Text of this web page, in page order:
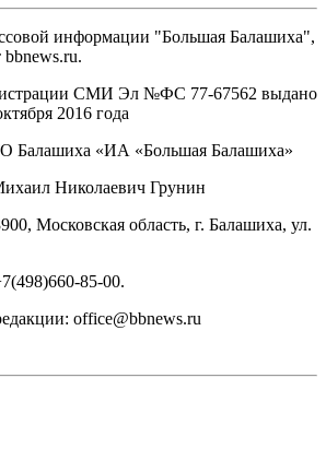
информации "Большая Балашиха",
bbnews.ru.
СМИ Эл №ФС ‎77-67562 выдано
2016 года
Балашиха «ИА «Большая Балашиха»
Николаевич Грунин
Московская область, г. Балашиха, ул.
85-00.
office@bbnews.ru